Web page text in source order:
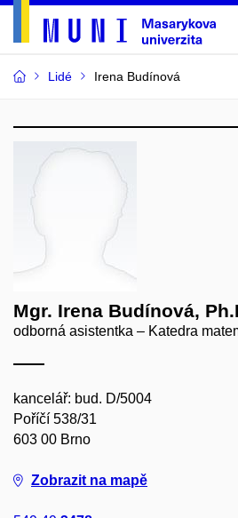
Lidé Irena Budínová
Mgr. Irena Budínová,
odborná asistentka – Katedra
kancelář: bud. D/5004
Poříčí 538/31
603 00 Brno
Zobrazit na mapě